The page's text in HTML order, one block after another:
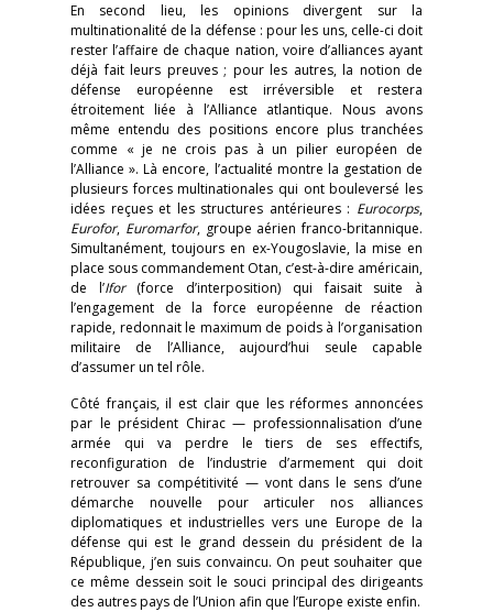
En second lieu, les opinions divergent sur la
multinationalité de la défense : pour les uns, celle-ci doit
rester l’affaire de chaque nation, voire d’alliances ayant
déjà fait leurs preuves ; pour les autres, la notion de
défense européenne est irréversible et restera
étroitement liée à l’Alliance atlantique. Nous avons
même entendu des positions encore plus tranchées
comme « je ne crois pas à un pilier européen de
l’Alliance ». Là encore, l’actualité montre la gestation de
plusieurs forces multinationales qui ont bouleversé les
idées reçues et les structures antérieures : Eurocorps,
Eurofor, Euromarfor, groupe aérien franco-britannique.
Simultanément, toujours en ex-Yougoslavie, la mise en
place sous commandement Otan, c’est-à-dire américain,
de l’Ifor(force d’interposition) qui faisait suite à
l’engagement de la force européenne de réaction
rapide, redonnait le maximum de poids à l’organisation
militaire de l’Alliance, aujourd’hui seule capable
d’assumer un tel rôle.
Côté français, il est clair que les réformes annoncées
par le président Chirac — professionnalisation d’une
armée qui va perdre le tiers de ses effectifs,
reconfiguration de l’industrie d’armement qui doit
retrouver sa compétitivité — vont dans le sens d’une
démarche nouvelle pour articuler nos alliances
diplomatiques et industrielles vers une Europe de la
défense qui est le grand dessein du président de la
République, j’en suis convaincu. On peut souhaiter que
ce même dessein soit le souci principal des dirigeants
des autres pays de l’Union afin que l’Europe existe enfin.